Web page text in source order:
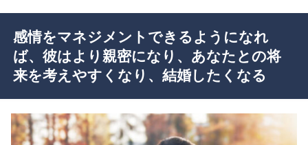
感情をマネジメントできるようになれ
ば、彼はより親密になり、あなたとの将
来を考えやすくなり、結婚したくなる